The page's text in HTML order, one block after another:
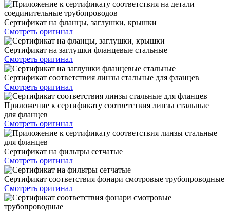
Сертификат на фланцы, заглушки, крышки
Смотреть оригинал
Сертификат на заглушки фланцевые стальные
Смотреть оригинал
Сертификат соответствия линзы стальные для фланцев
Смотреть оригинал
Приложение к сертификату соответствия линзы стальные
для фланцев
Смотреть оригинал
Сертификат на фильтры сетчатые
Смотреть оригинал
Сертификат соответствия фонари смотровые трубопроводные
Смотреть оригинал